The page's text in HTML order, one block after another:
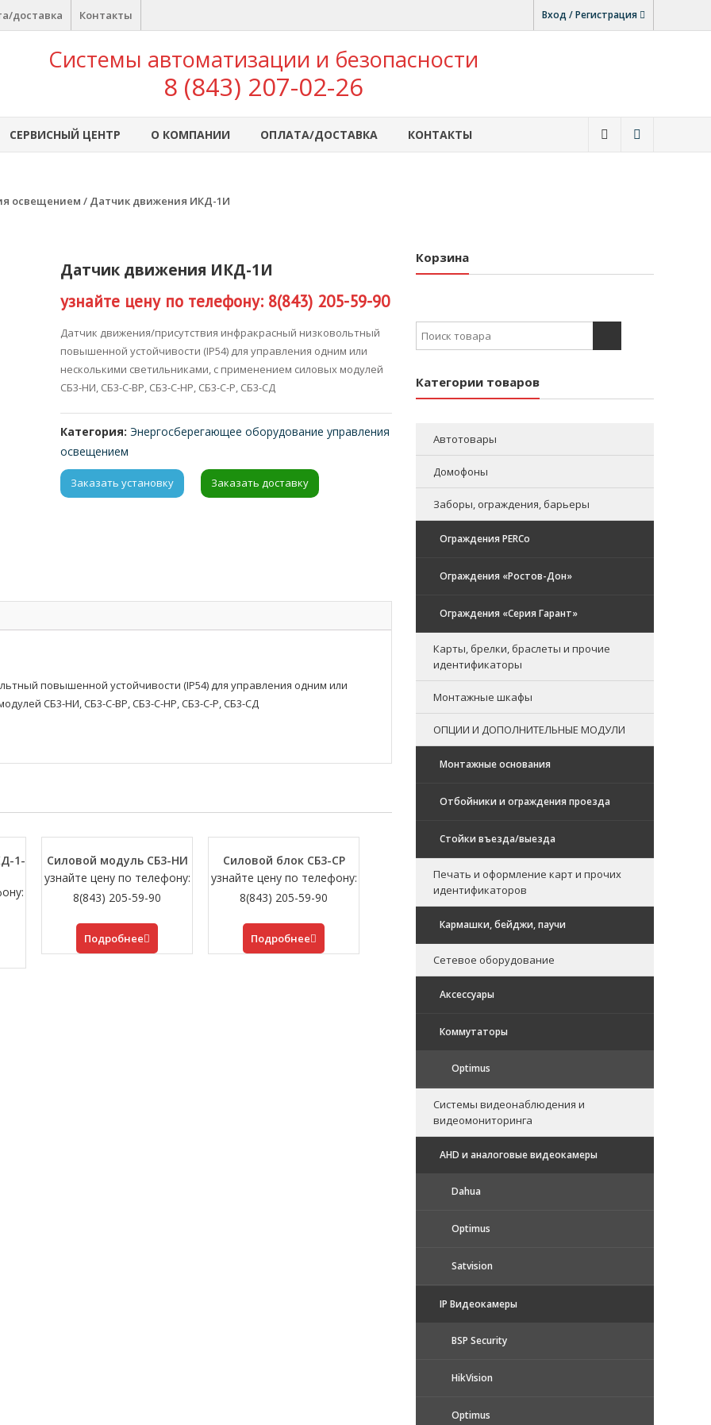
доставка Контакты Вход / Регистрация
Системы автоматизации и безопасности
8 (843) 207-02-26
СЕРВИСНЫЙ ЦЕНТР О КОМПАНИИ ОПЛАТА/ДОСТАВКА КОНТАКТЫ
освещением / Датчик движения ИКД-1И
Датчик движения ИКД-1И
узнайте цену по телефону: 8(843) 205-59-90
Датчик движения/присутствия инфракрасный низковольтный
повышенной устойчивости (IP54) для управления одним или
несколькими светильниками, с применением силовых модулей
СБ3-НИ, СБ3-С-ВР, СБ3-C-НР, СБ3-C-Р, СБ3-СД
Категория:Энергосберегающее оборудование управления
освещением
Заказать установку Заказать доставку
повышенной устойчивости (IP54) для управления одним или
СБ3-НИ, СБ3-С-ВР, СБ3-C-НР, СБ3-C-Р, СБ3-СД
1-
Силовой модуль СБ3-НИ
узнайте цену по телефону:
8(843) 205-59-90
Подробнее
Силовой блок СБ3-СР
узнайте цену по телефону:
8(843) 205-59-90
Подробнее
Корзина
Search for:
Категории товаров
Автотовары
Домофоны
Заборы, ограждения, барьеры
Ограждения PERCo
Ограждения «Ростов-Дон»
Ограждения «Серия Гарант»
Карты, брелки, браслеты и прочие
идентификаторы
Монтажные шкафы
ОПЦИИ И ДОПОЛНИТЕЛЬНЫЕ МОДУЛИ
Монтажные основания
Отбойники и ограждения проезда
Стойки въезда/выезда
Печать и оформление карт и прочих
идентификаторов
Кармашки, бейджи, паучи
Сетевое оборудование
Аксессуары
Коммутаторы
Optimus
Системы видеонаблюдения и
видеомониторинга
AHD и аналоговые видеокамеры
Dahua
Optimus
Satvision
IP Видеокамеры
BSP Security
HikVision
Optimus